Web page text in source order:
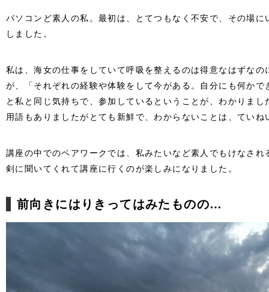
パソコンど素人の私。最初は、とてつもなく不安で、その場
しました。
私は、海女の仕事をしていて呼吸を整えるのは得意なはずな
が、「それぞれの経験や体験をして今がある。自分にも何か
と私と同じ気持ちで、参加しているということが、わかりま
用語もありましたがとても新鮮で、わからないことは、てい
講座の中でのペアワークでは、私みたいなど素人でもけなさ
剣に聞いてくれて講座に行くのが楽しみになりました。
前向きにはりきってはみたものの…